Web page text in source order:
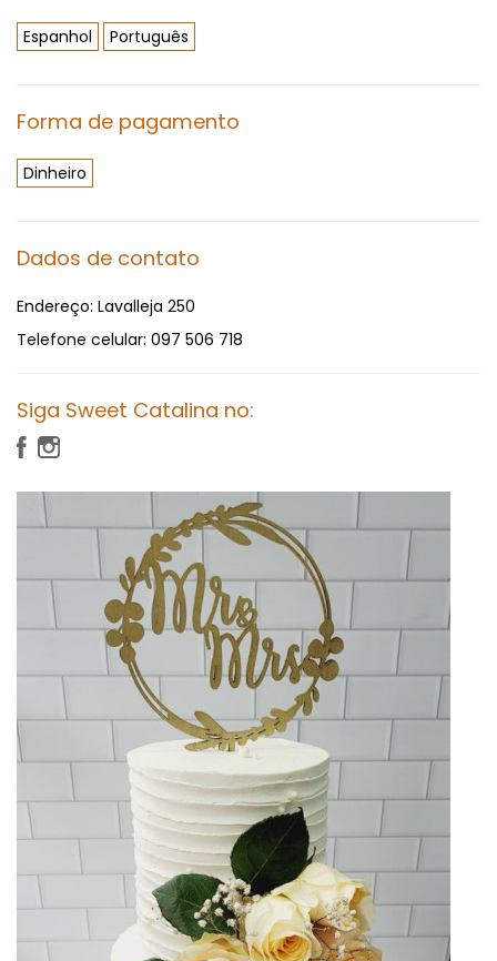
Espanhol Português
Forma de pagamento
Dinheiro
Dados de contato
Endereço: Lavalleja 250
Telefone celular: 097 506 718
Siga Sweet Catalina no: